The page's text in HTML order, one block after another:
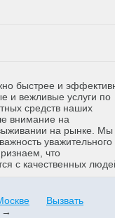
быстрее и
и вежливые услуги по
средств наших
внимание на
на рынке. Мы
уважительного
что
с качественных
Вызвать
→